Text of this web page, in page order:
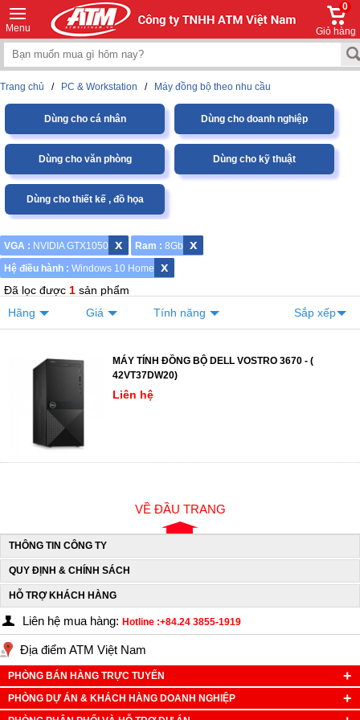
Menu
0
Giỏ hàng
Trang chủ / PC & Workstation / Máy đồng bộ theo nhu cầu
Dùng cho cá nhân Dùng cho doanh nghiệp
Dùng cho văn phòng Dùng cho kỹ thuật
Dùng cho thiết kế , đồ họa
VGA : NVIDIA GTX1050 x Ram : 8Gb x
Hệ điều hành : Windows 10 Home x
Đã lọc được 1 sản phẩm
Hãng
Giá Tính năng Sắp xếp
MÁY TÍNH ĐỒNG BỘ DELL VOSTRO 3670 - (
42VT37DW20)
Liên hệ
VỀ ĐẦU TRANG
THÔNG TIN CÔNG TY
QUY ĐỊNH & CHÍNH SÁCH
HỖ TRỢ KHÁCH HÀNG
Liên hệ mua hàng: Hotline :+84.24 3855-1919
Địa điểm ATM Việt Nam
PHÒNG BÁN HÀNG TRỰC TUYẾN
PHÒNG DỰ ÁN & KHÁCH HÀNG DOANH NGHIỆP